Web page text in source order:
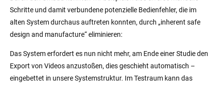
Schritte und damit verbundene potenzielle Bedienfehler, die im
alten System durchaus auftreten konnten, durch „inherent safe
design and manufacture“ eliminieren:
Das System erfordert es nun nicht mehr, am Ende einer Studie den
Export von Videos anzustoßen, dies geschieht automatisch –
eingebettet in unsere Systemstruktur. Im Testraum kann das